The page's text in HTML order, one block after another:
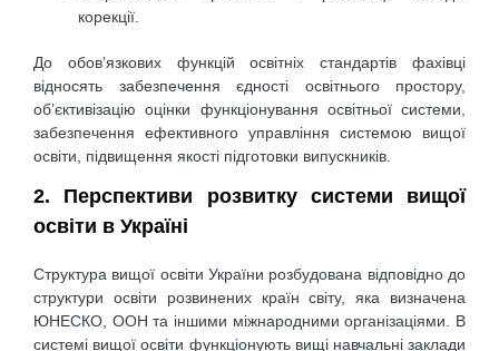
корекції.
До обов’язкових функцій освітніх стандартів фахівці
відносять забезпечення єдності освітнього простору,
об’єктивізацію оцінки функціонування освітньої системи,
забезпечення ефективного управ­ління системою вищої
освіти, підвищення якості підготовки випускників.
2. Перспективи розвитку системи вищої
освіти в Україні
Структура вищої освіти України розбудована відповідно до
структури освіти розвинених країн світу, яка визначена
ЮНЕСКО, ООН та іншими міжнародними організаціями. В
системі вищої освіти функціонують вищі навчальні заклади